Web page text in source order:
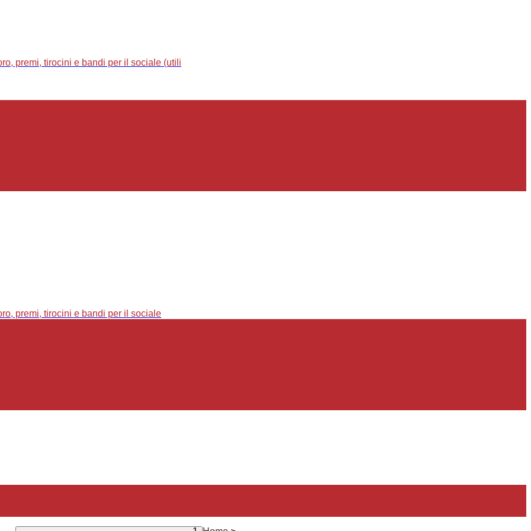
premi, tirocini e bandi per il sociale (utili
premi, tirocini e bandi per il sociale